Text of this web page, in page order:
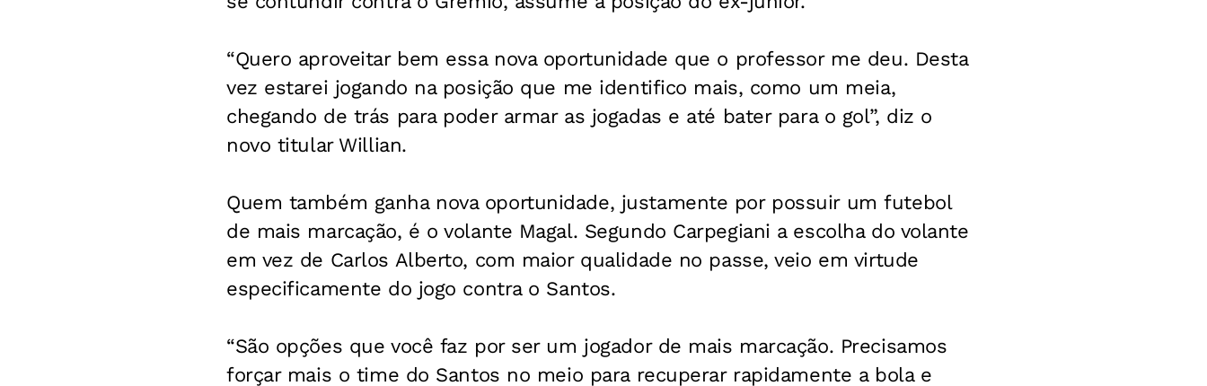
“Quero aproveitar bem essa nova oportunidade que o professor me deu. Desta
vez estarei jogando na posição que me identifico mais, como um meia,
chegando de trás para poder armar as jogadas e até bater para o gol”, diz o
novo titular Willian.
Quem também ganha nova oportunidade, justamente por possuir um futebol
de mais marcação, é o volante Magal. Segundo Carpegiani a escolha do volante
em vez de Carlos Alberto, com maior qualidade no passe, veio em virtude
especificamente do jogo contra o Santos.
“São opções que você faz por ser um jogador de mais marcação. Precisamos
forçar mais o time do Santos no meio para recuperar rapidamente a bola e